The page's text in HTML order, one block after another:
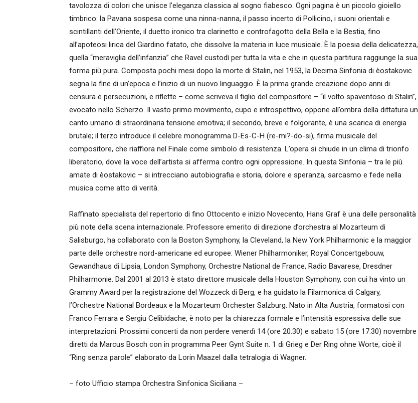
tavolozza di colori che unisce l’eleganza classica al sogno fiabesco. Ogni pagina è un piccolo gioiello
timbrico: la Pavana sospesa come una ninna-nanna, il passo incerto di Pollicino, i suoni orientali e
scintillanti dell’Oriente, il duetto ironico tra clarinetto e controfagotto della Bella e la Bestia, fino
all’apoteosi lirica del Giardino fatato, che dissolve la materia in luce musicale. È la poesia della delicatezza,
quella “meraviglia dell’infanzia” che Ravel custodì per tutta la vita e che in questa partitura raggiunge la sua
forma più pura. Composta pochi mesi dopo la morte di Stalin, nel 1953, la Decima Sinfonia di èostakovic
segna la fine di un’epoca e l’inizio di un nuovo linguaggio. È la prima grande creazione dopo anni di
censura e persecuzioni, e riflette – come scriveva il figlio del compositore – “il volto spaventoso di Stalin”,
evocato nello Scherzo. Il vasto primo movimento, cupo e introspettivo, oppone all’ombra della dittatura un
canto umano di straordinaria tensione emotiva; il secondo, breve e folgorante, è una scarica di energia
brutale; il terzo introduce il celebre monogramma D-Es-C-H (re-mi?-do-si), firma musicale del
compositore, che riaffiora nel Finale come simbolo di resistenza. L’opera si chiude in un clima di trionfo
liberatorio, dove la voce dell’artista si afferma contro ogni oppressione. In questa Sinfonia – tra le più
amate di èostakovic – si intrecciano autobiografia e storia, dolore e speranza, sarcasmo e fede nella
musica come atto di verità.
Raffinato specialista del repertorio di fino Ottocento e inizio Novecento, Hans Graf è una delle personalità
più note della scena internazionale. Professore emerito di direzione d’orchestra al Mozarteum di
Salisburgo, ha collaborato con la Boston Symphony, la Cleveland, la New York Philharmonic e la maggior
parte delle orchestre nord-americane ed europee: Wiener Philharmoniker, Royal Concertgebouw,
Gewandhaus di Lipsia, London Symphony, Orchestre National de France, Radio Bavarese, Dresdner
Philharmonie. Dal 2001 al 2013 è stato direttore musicale della Houston Symphony, con cui ha vinto un
Grammy Award per la registrazione del Wozzeck di Berg, e ha guidato la Filarmonica di Calgary,
l’Orchestre National Bordeaux e la Mozarteum Orchester Salzburg. Nato in Alta Austria, formatosi con
Franco Ferrara e Sergiu Celibidache, è noto per la chiarezza formale e l’intensità espressiva delle sue
interpretazioni. Prossimi concerti da non perdere venerdì 14 (ore 20.30) e sabato 15 (ore 17.30) novembre
diretti da Marcus Bosch con in programma Peer Gynt Suite n. 1 di Grieg e Der Ring ohne Worte, cioè il
“Ring senza parole” elaborato da Lorin Maazel dalla tetralogia di Wagner.
– foto Ufficio stampa Orchestra Sinfonica Siciliana –